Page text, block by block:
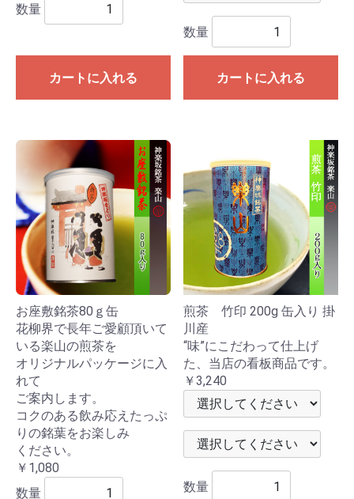
数量
カートに入れる
数量
カートに入れる
お座敷銘茶80ｇ缶
花柳界で長年ご愛顧頂いて
いる楽山の煎茶を
オリジナルパッケージに入
れて
ご案内します。
コクのある飲み応えたっぷ
りの銘葉をお楽しみ
ください。
￥1,080
数量
煎茶 竹印 200g 缶入り 掛
川産
“味”にこだわって仕上げ
た、当店の看板商品です。
￥3,240
数量